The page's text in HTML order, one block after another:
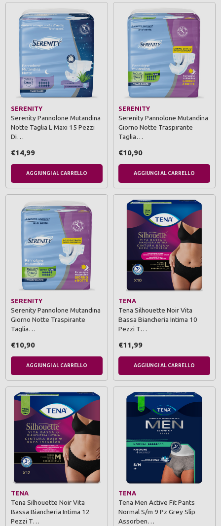
SERENITY
Serenity Pannolone Mutandina
Notte Taglia L Maxi 15 Pezzi
Di…
€14,99
AGGIUNGI AL CARRELLO
SERENITY
Serenity Pannolone Mutandina
Giorno Notte Traspirante
Taglia…
€10,90
AGGIUNGI AL CARRELLO
SERENITY
Serenity Pannolone Mutandina
Giorno Notte Traspirante
Taglia…
€10,90
AGGIUNGI AL CARRELLO
TENA
Tena Silhouette Noir Vita
Bassa Biancheria Intima 10
Pezzi T…
€11,99
AGGIUNGI AL CARRELLO
TENA
Tena Silhouette Noir Vita
Bassa Biancheria Intima 12
Pezzi T…
TENA
Tena Men Active Fit Pants
Normal S/m 9 Pz Grey Slip
Assorben…